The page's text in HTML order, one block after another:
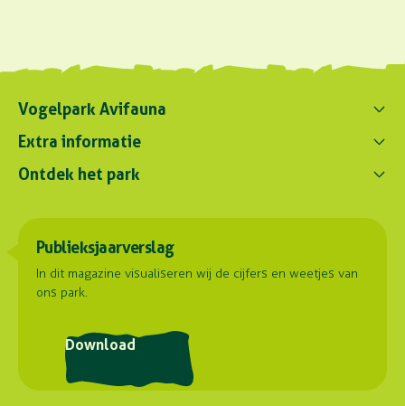
Vogelpark Avifauna
Contact ons
0172 - 256 256
contact@avifauna.nl
Parkadres
Hoorn 59
2404 HG Alphen aan den Rijn
Routebeschrijving
Postadres
Stuyvesantlaan 23
2404 XN Alphen aan den Rijn
Extra informatie
Parkregelement
Duurzaamheid
Samenwerkingen
Contact
Ontdek het park
Onze dieren
Plattegrond
Publieksjaarverslag
In dit magazine visualiseren wij de cijfers en weetjes van
ons park.
Download